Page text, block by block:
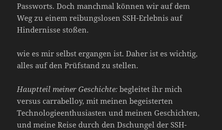
Passworts. Doch manchmal können wir auf dem
Weg zu einem reibungslosen SSH-Erlebnis auf
Hindernisse stoßen.
wie es mir selbst ergangen ist. Daher ist es wichtig,
alles auf den Prüfstand zu stellen.
Hauptteil meiner Geschichte: begleitet ihr mich
versus carrabelloy, mit meinen begeisterten
Technologieenthusiasten und meinen Geschichten,
und meine Reise durch den Dschungel der SSH-